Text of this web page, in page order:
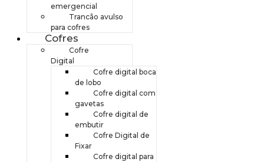
emergencial
Trancão avulso
para cofres
Cofres
Cofre
Digital
Cofre digital boca
de lobo
Cofre digital com
gavetas
Cofre digital de
embutir
Cofre Digital de
Fixar
Cofre digital para